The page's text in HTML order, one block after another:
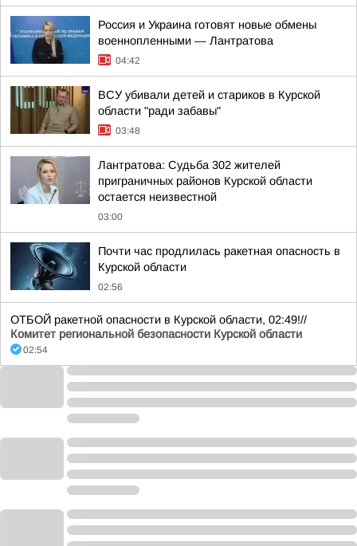
Россия и Украина готовят новые обмены
военнопленными — Лантратова
04:42
ВСУ убивали детей и стариков в Курской
области "ради забавы"
03:48
Лантратова: Судьба 302 жителей
приграничных районов Курской области
остается неизвестной
03:00
Почти час продлилась ракетная опасность в
Курской области
02:56
ОТБОЙ ракетной опасности в Курской области, 02:49!//
Комитет региональной безопасности Курской области
02:54